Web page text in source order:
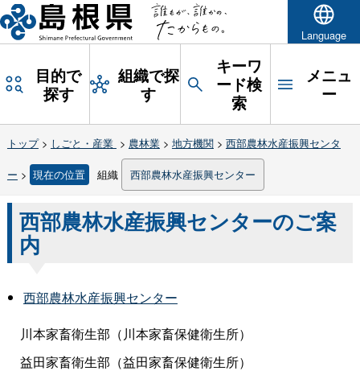
Language
目的で
探す
組織で探
す
キーワ
ード検
索
メニュ
ー
トップ> しごと・産業 > 農林業> 地方機関> 西部農林水産振興センタ
ー > 現在の位置 組織 西部農林水産振興センター
西部農林水産振興センターのご案
内
西部農林水産振興センター
川本家畜衛生部（川本家畜保健衛生所）
益田家畜衛生部（益田家畜保健衛生所）